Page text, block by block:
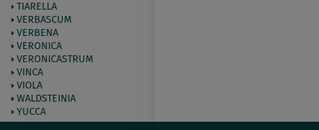
TIARELLA
VERBASCUM
VERBENA
VERONICA
VERONICASTRUM
VINCA
VIOLA
WALDSTEINIA
YUCCA